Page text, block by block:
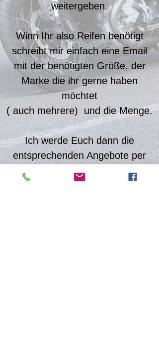
weitergeben.
Winn Ihr also Reifen benötigt
schreibt mir einfach eine Email
mit der benötigten Größe. der
Marke die ihr gerne haben
möchtet
( auch mehrere) und die Menge.
Ich werde Euch dann die
entsprechenden Angebote per
Mail innerhalb 1 Tages senden.